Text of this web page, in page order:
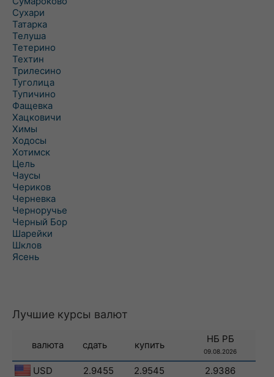
Сухари
Татарка
Телуша
Тетерино
Техтин
Трилесино
Туголица
Тупичино
Фащевка
Хацковичи
Химы
Ходосы
Хотимск
Цель
Чаусы
Чериков
Черневка
Черноручье
Черный Бор
Шарейки
Шклов
Ясень
Лучшие курсы валют
валюта сдать купить
НБ РБ
09.08.2026
USD 2.9455 2.9545
2.9386